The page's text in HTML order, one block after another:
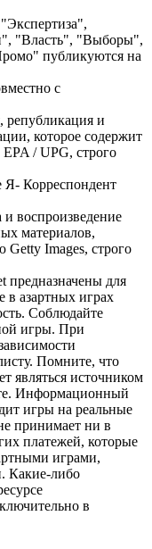
"Власть", "Выборы",
публикуются на
с
републикация и
которое содержит
/ UPG, строго
Я- Корреспондент
воспроизведение
материалов,
Images, строго
предназначены для
в азартных играх
Соблюдайте
игры. При
Помните, что
являться источником
Информационный
игры на реальные
принимает ни в
платежей, которые
играми,
Какие-либо
в